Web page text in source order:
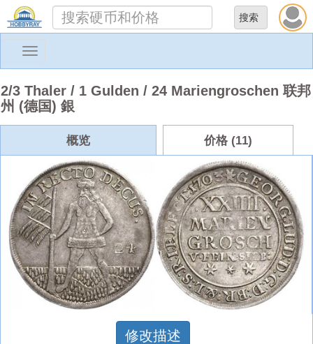
Toggle
2/3 Thaler / 1 Gulden / 24 Mariengroschen 联邦
州 (德国) 銀
概览 价格 (11)
修改描述